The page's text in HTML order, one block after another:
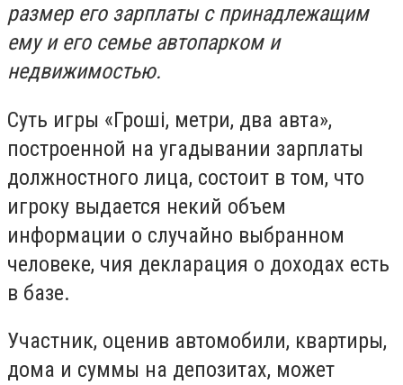
размер его зарплаты с принадлежащим
ему и его семье автопарком и
недвижимостью.
Суть игры «Гроші, метри, два авта»,
построенной на угадывании зарплаты
должностного лица, состоит в том, что
игроку выдается некий объем
информации о случайно выбранном
человеке, чия декларация о доходах есть
в базе.
Участник, оценив автомобили, квартиры,
дома и суммы на депозитах, может